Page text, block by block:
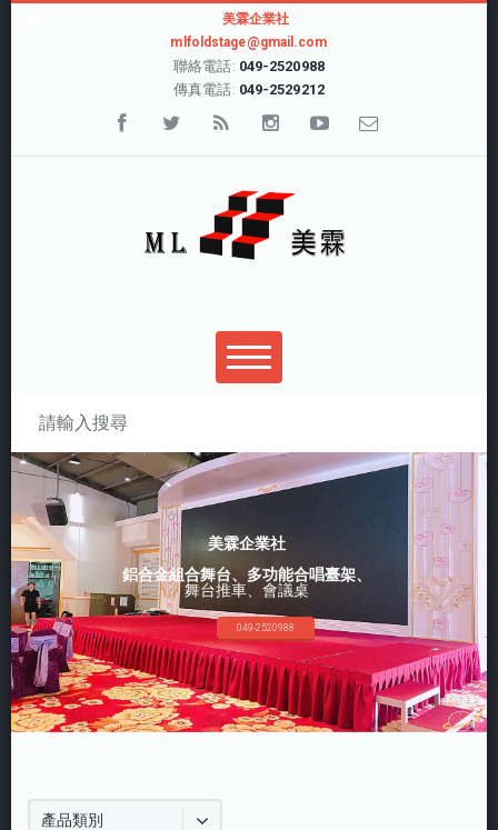
美霖企業社
mlfoldstage@gmail.com
聯絡電話: 049-2520988
傳真電話: 049-2529212
搜尋表單
美霖企業社
鋁合金組合舞台、多功能合唱臺架、
舞台推車、會議桌
049-2520988
產品類別